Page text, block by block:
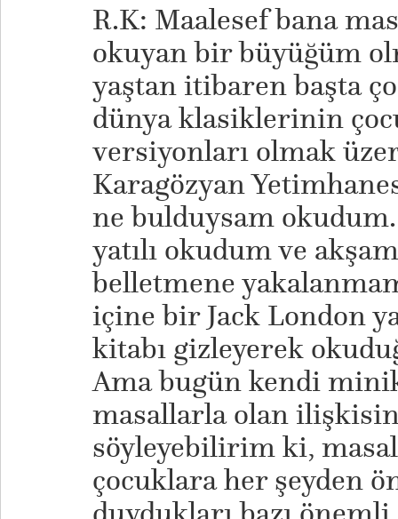
R.K: Maalesef bana
okuyan bir büyüğüm
yaştan itibaren başta
dünya klasiklerinin
versiyonları olmak
Karagözyan
ne bulduysam
yatılı okudum ve
belletmene
içine bir Jack London
kitabı gizleyerek
Ama bugün kendi
masallarla olan
söyleyebilirim ki,
çocuklara her şeyden